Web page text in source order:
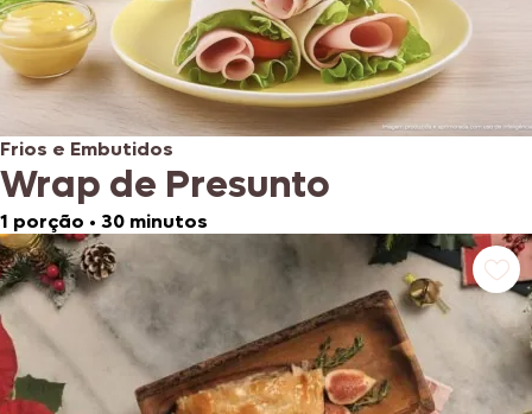
Frios e Embutidos
Wrap de Presunto
1 porção • 30 minutos